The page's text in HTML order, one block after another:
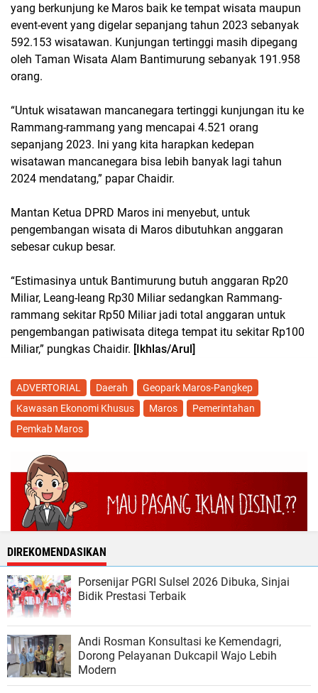
yang berkunjung ke Maros baik ke tempat wisata maupun
event-event yang digelar sepanjang tahun 2023 sebanyak
592.153 wisatawan. Kunjungan tertinggi masih dipegang
oleh Taman Wisata Alam Bantimurung sebanyak 191.958
orang.
“Untuk wisatawan mancanegara tertinggi kunjungan itu ke
Rammang-rammang yang mencapai 4.521 orang
sepanjang 2023. Ini yang kita harapkan kedepan
wisatawan mancanegara bisa lebih banyak lagi tahun
2024 mendatang,” papar Chaidir.
Mantan Ketua DPRD Maros ini menyebut, untuk
pengembangan wisata di Maros dibutuhkan anggaran
sebesar cukup besar.
“Estimasinya untuk Bantimurung butuh anggaran Rp20
Miliar, Leang-leang Rp30 Miliar sedangkan Rammang-
rammang sekitar Rp50 Miliar jadi total anggaran untuk
pengembangan patiwisata ditega tempat itu sekitar Rp100
Miliar,” pungkas Chaidir. [Ikhlas/Arul]
ADVERTORIAL Daerah
Geopark Maros-Pangkep
Kawasan Ekonomi Khusus
Maros
Pemerintahan
Pemkab Maros
DIREKOMENDASIKAN
Porsenijar PGRI Sulsel 2026 Dibuka, Sinjai
Bidik Prestasi Terbaik
Andi Rosman Konsultasi ke Kemendagri,
Dorong Pelayanan Dukcapil Wajo Lebih
Modern